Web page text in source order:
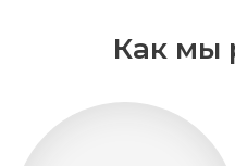
Как мы